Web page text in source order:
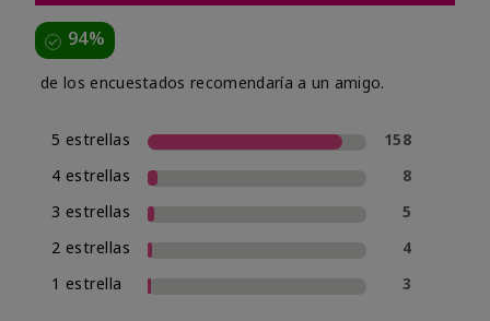
94%
de los encuestados recomendaría a un amigo.
5 estrellas
158
4 estrellas
8
3 estrellas
5
2 estrellas
4
1 estrella
3